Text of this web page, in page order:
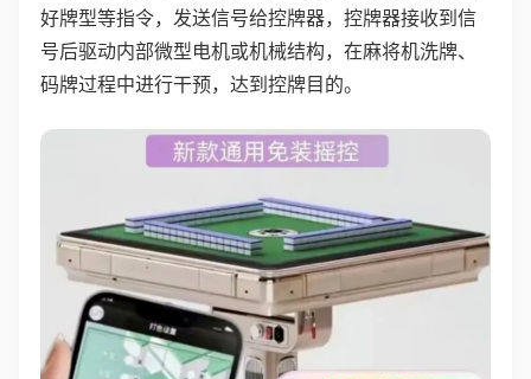
好牌型等指令，发送信号给控牌器，控牌器接收到信
号后驱动内部微型电机或机械结构，在麻将机洗牌、
码牌过程中进行干预，达到控牌目的。